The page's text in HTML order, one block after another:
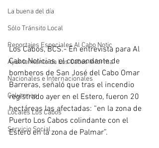
La buena del día
Sólo Tránsito Local
Reportajes Especiales Al Cabo Notic
Ayuntamiento de Los Cabos Informa
Nacionales e Internacionales
Columnas
Locales Los Cabos
Servicio Social
Los Cabos, BCS.- En entrevista para Al
Cabo Noticias, el comandante de
bomberos de San José del Cabo Omar
Barreras, señaló que tras el incendio
registrado ayer en el Estero, fueron 20
hectáreas las afectadas: “en la zona de
Puerto Los Cabos colindante con el
Estero en la zona de Palmar”.